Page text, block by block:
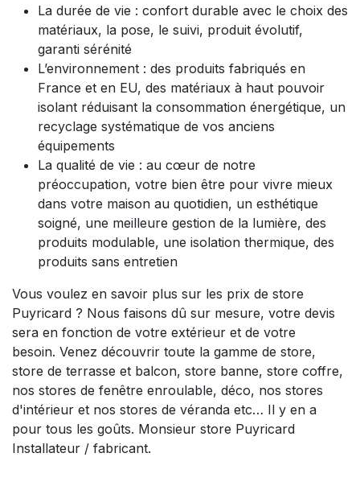
La durée de vie : confort durable avec le choix des
matériaux, la pose, le suivi, produit évolutif,
garanti sérénité
L’environnement : des produits fabriqués en
France et en EU, des matériaux à haut pouvoir
isolant réduisant la consommation énergétique, un
recyclage systématique de vos anciens
équipements
La qualité de vie : au cœur de notre
préoccupation, votre bien être pour vivre mieux
dans votre maison au quotidien, un esthétique
soigné, une meilleure gestion de la lumière, des
produits modulable, une isolation thermique, des
produits sans entretien
Vous voulez en savoir plus sur les prix de store
Puyricard ? Nous faisons dû sur mesure, votre devis
sera en fonction de votre extérieur et de votre
besoin. Venez découvrir toute la gamme de store,
store de terrasse et balcon, store banne, store coffre,
nos stores de fenêtre enroulable, déco, nos stores
d'intérieur et nos stores de véranda etc… Il y en a
pour tous les goûts. Monsieur store Puyricard
Installateur / fabricant.